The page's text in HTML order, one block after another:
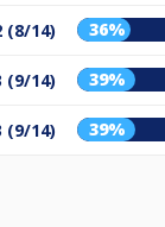
(8/14) 36%
(9/14) 39%
(9/14) 39%